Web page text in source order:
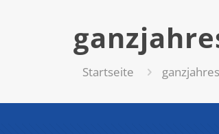
Startseite ganzjahres